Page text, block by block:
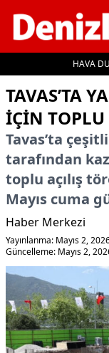
HAVA
TAVAS’TA
IÇIN
Tavas’ta
tarafından
toplu açılış
Mayıs cuma
Haber Merkezi
Yayınlanma: Mayıs 2,
Güncelleme: Mayıs 2,